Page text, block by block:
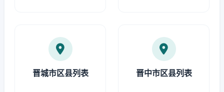
晋城市区县列表 晋中市区县列表